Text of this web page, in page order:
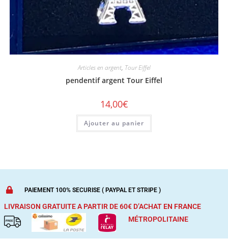
Articles en argent, Tour Eiffel
pendentif argent Tour Eiffel
14,00€
Ajouter au panier
PAIEMENT 100% SECURISE ( PAYPAL ET STRIPE )
LIVRAISON GRATUITE A PARTIR DE 60€ D’ACHAT EN FRANCE
MÉTROPOLITAINE